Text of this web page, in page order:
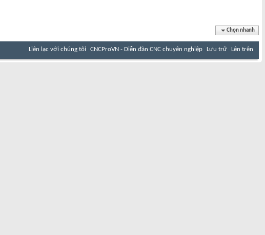
Chọn nhanh
Liên lạc với chúng tôi CNCProVN - Diễn đàn CNC chuyên nghiệp Lưu trữ Lên trên